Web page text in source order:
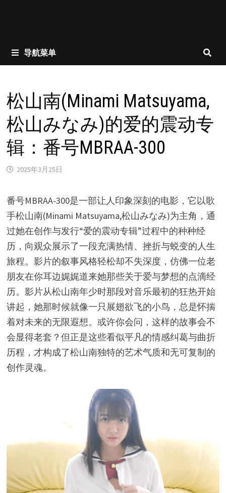
导航菜单
松山南(Minami Matsuyama,
松山みなみ)的爱的震动专
辑：番号MBRAA-300
2025年3月25日
番号MBRAA-300是一部让人印象深刻的电影，它以歌
手松山南(Minami Matsuyama,松山みなみ)为主角，通
过她在创作与发行“爱的震动专辑”过程中的种种经
历，向观众展示了一段充满热情、挫折与蜕变的人生
旅程。影片的叙事风格轻松却不失深度，仿佛一位老
朋友在你耳边娓娓道来她那些关于爱与梦想的点滴经
历。影片从松山南年少时那段对音乐最初的狂热开始
讲起，她那时候就像一只展翅欲飞的小鸟，总是怀揣
着对未来的无限遐想。或许你会问，这样的故事会不
会显得老套？但正是这些看似平凡的情感纠葛与曲折
历程，才构成了松山南独特的艺术气质和无可复制的
创作灵魂。